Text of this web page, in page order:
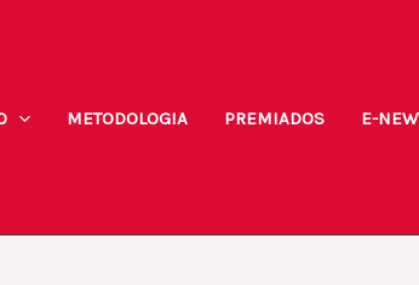
METODOLOGIA PREMIADOS E-